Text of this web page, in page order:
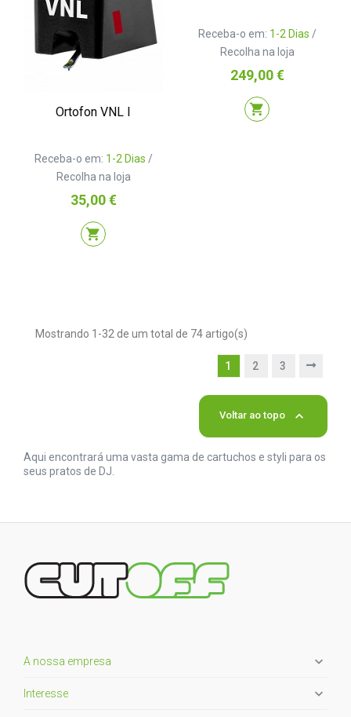
Ortofon VNL I
Receba-o em: 1-2 Dias /
Recolha na loja
Preço
35,00 €
shopping_cart
Receba-o em: 1-2 Dias /
Recolha na loja
Preço
249,00 €
shopping_cart
Mostrando 1-32 de um total de 74 artigo(s)
1 2 3
Voltar ao topo 
Aqui encontrará uma vasta gama de cartuchos e styli para os
seus pratos de DJ.
A nossa empresa 
Interesse 